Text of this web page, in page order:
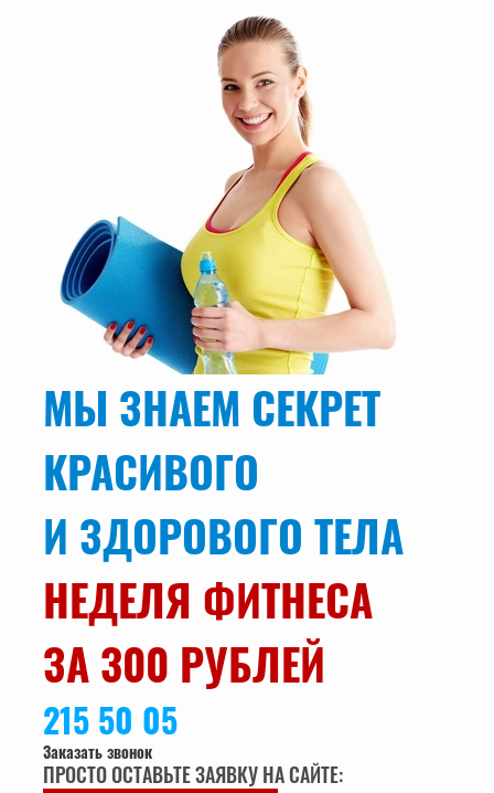
МЫ ЗНАЕМ СЕКРЕТ
КРАСИВОГО
И ЗДОРОВОГО ТЕЛА
НЕДЕЛЯ ФИТНЕСА
ЗА 300 РУБЛЕЙ
215 50 05
Заказать звонок
ПРОСТО ОСТАВЬТЕ ЗАЯВКУ НА САЙТЕ: